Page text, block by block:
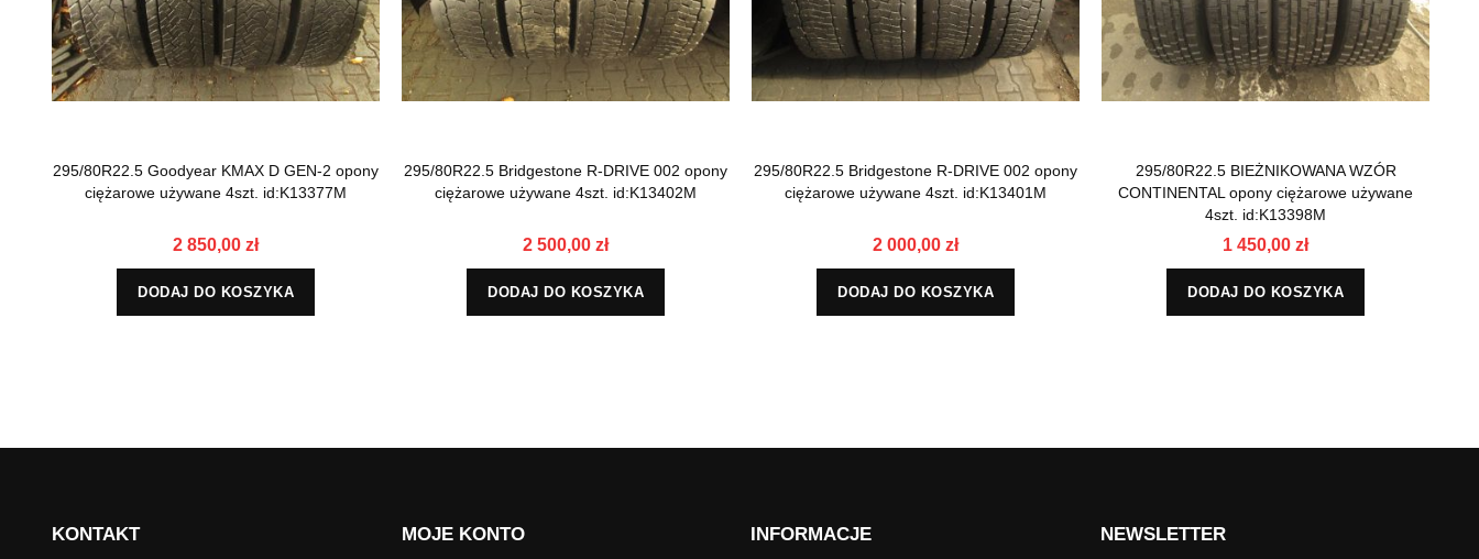
295/80R22.5 Goodyear KMAX D GEN-2 opony
ciężarowe używane 4szt. id:K13377M
2 850,00 zł
DODAJ DO KOSZYKA
295/80R22.5 Bridgestone R-DRIVE 002 opony
ciężarowe używane 4szt. id:K13402M
2 500,00 zł
DODAJ DO KOSZYKA
295/80R22.5 Bridgestone R-DRIVE 002 opony
ciężarowe używane 4szt. id:K13401M
2 000,00 zł
DODAJ DO KOSZYKA
295/80R22.5 BIEŻNIKOWANA WZÓR
CONTINENTAL opony ciężarowe używane
4szt. id:K13398M
1 450,00 zł
DODAJ DO KOSZYKA
KONTAKT MOJE KONTO INFORMACJE NEWSLETTER